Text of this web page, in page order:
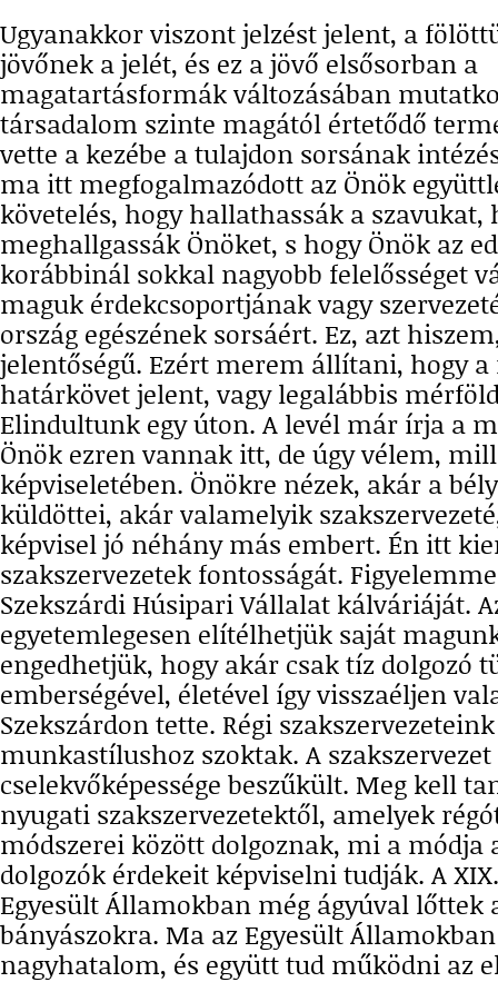
Ugyanakkor viszont jelzést jelent, a
jövőnek a jelét, és ez a jövő elsősorban a
magatartásformák változásában
társadalom szinte magától értetődő
vette a kezébe a tulajdon sorsának
ma itt megfogalmazódott az Önök
követelés, hogy hallathassák a szavukat,
meghallgassák Önöket, s hogy Önök az
korábbinál sokkal nagyobb felelősséget
maguk érdekcsoportjának vagy
ország egészének sorsáért. Ez, azt
jelentőségű. Ezért merem állítani, hogy
határkövet jelent, vagy legalábbis
Elindultunk egy úton. A levél már írja a
Önök ezren vannak itt, de úgy vélem,
képviseletében. Önökre nézek, akár a
küldöttei, akár valamelyik
képvisel jó néhány más embert. Én itt
szakszervezetek fontosságát.
Szekszárdi Húsipari Vállalat kálváriáját.
egyetemlegesen elítélhetjük saját
engedhetjük, hogy akár csak tíz dolgozó
emberségével, életével így visszaéljen
Szekszárdon tette. Régi
munkastílushoz szoktak. A szakszervezet
cselekvőképessége beszűkült. Meg kell
nyugati szakszervezetektől, amelyek
módszerei között dolgoznak, mi a módja
dolgozók érdekeit képviselni tudják. A
Egyesült Államokban még ágyúval lőttek
bányászokra. Ma az Egyesült
nagyhatalom, és együtt tud működni az